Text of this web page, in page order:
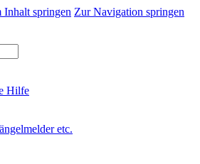
Inhalt springen Zur Navigation springen
Hilfe
etc.